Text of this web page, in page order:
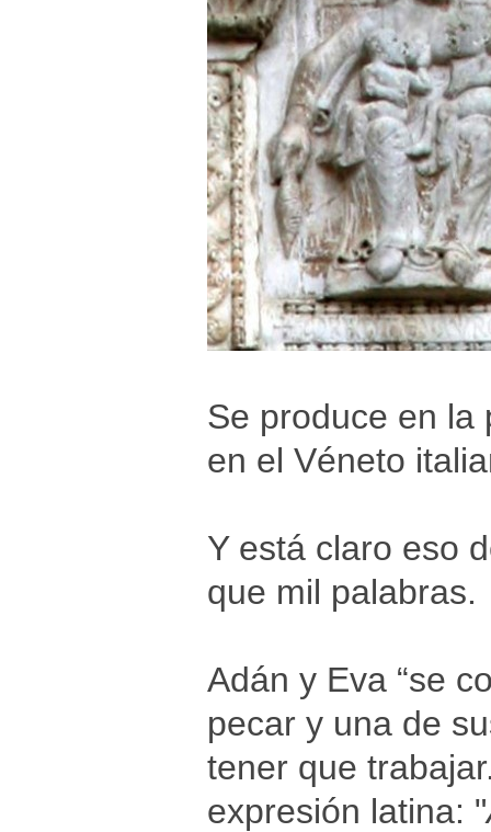
Se produce en la
en el Véneto
Y está claro eso
que mil palabras.
Adán y Eva “se
pecar y una de
tener que
expresión latina: "